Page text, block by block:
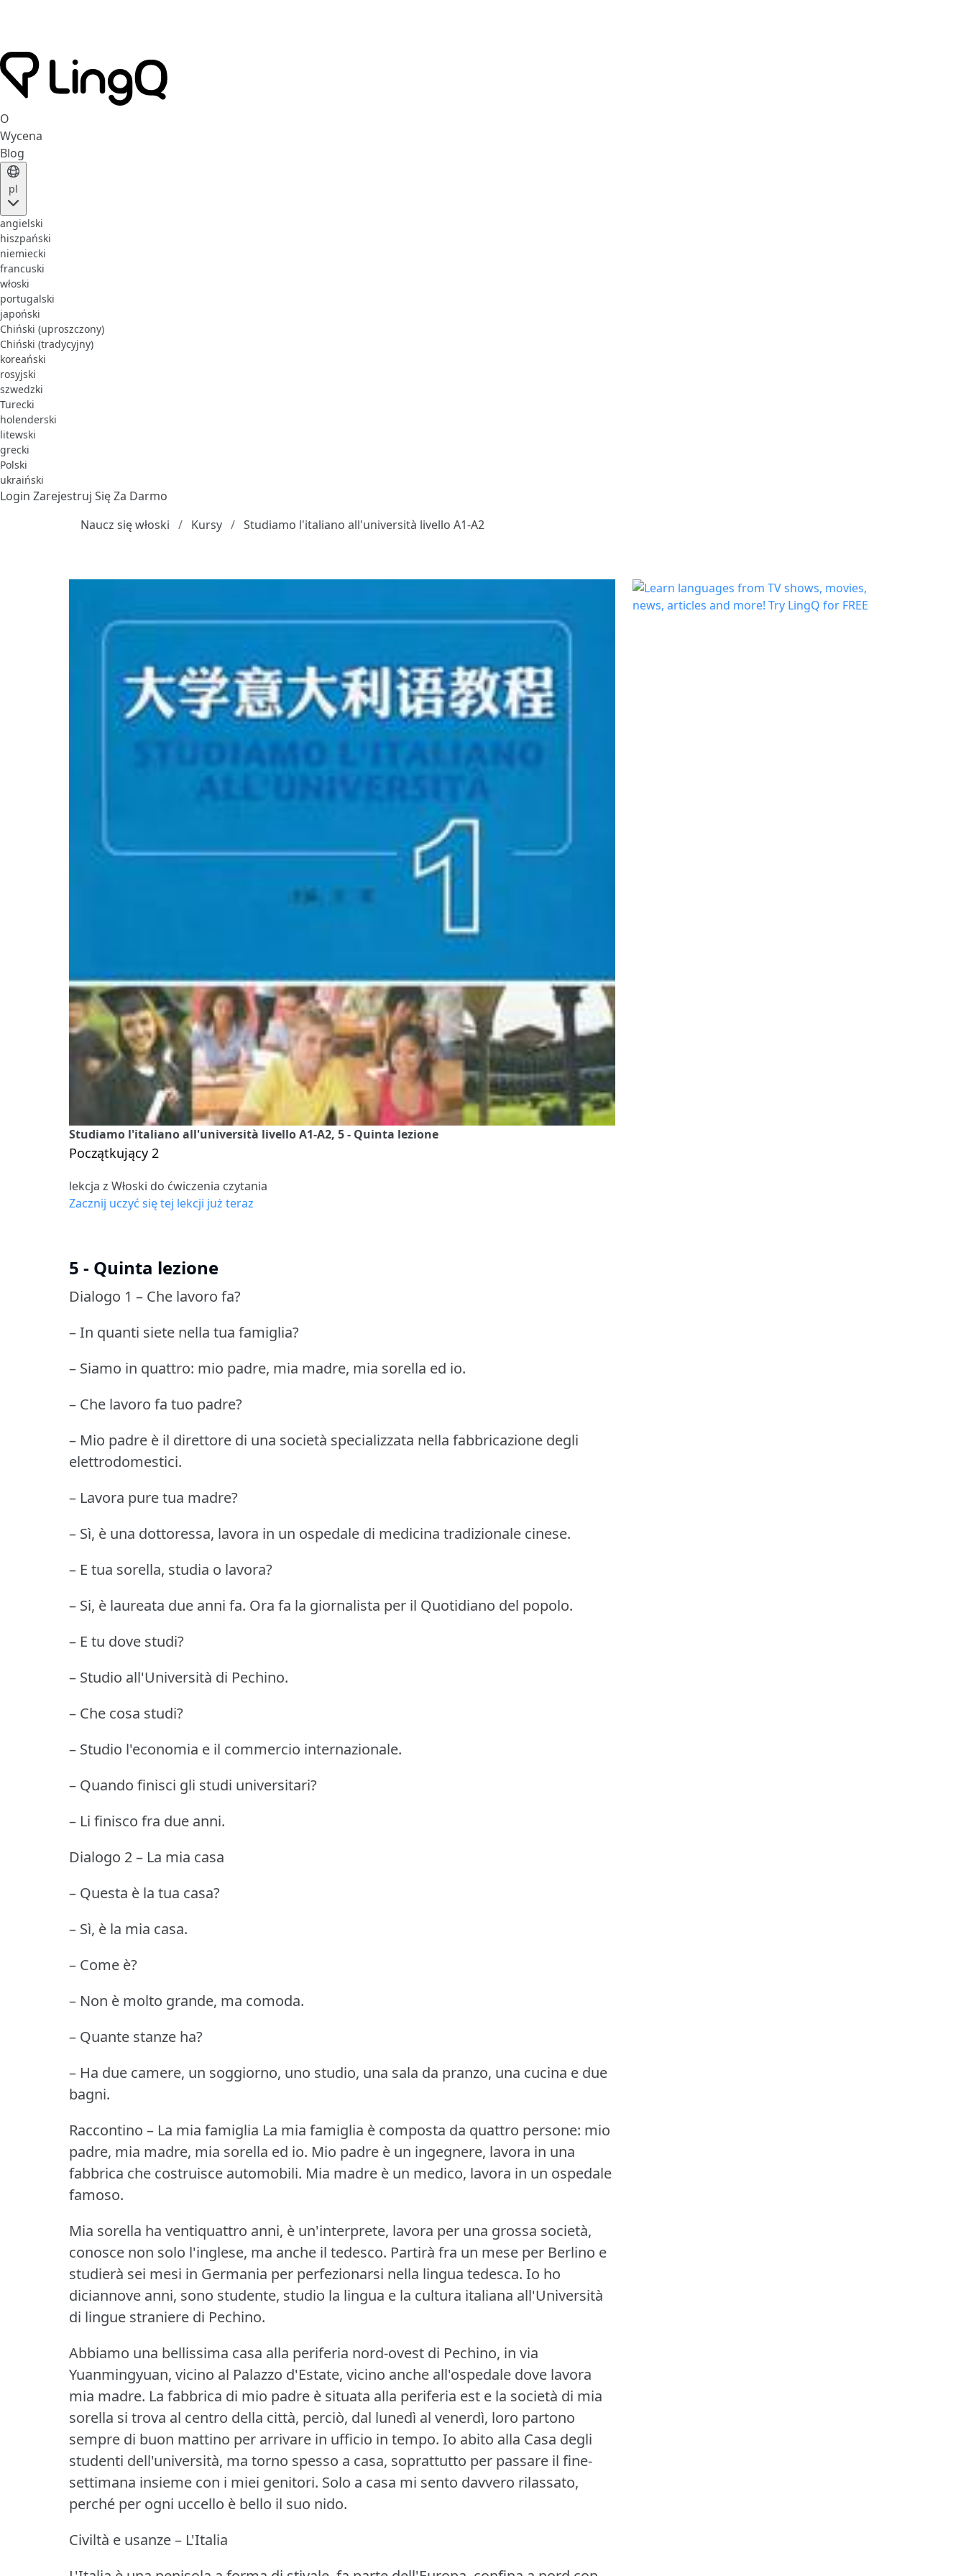
O
Wycena
Blog
pl
angielski
hiszpański
niemiecki
francuski
włoski
portugalski
japoński
Chiński (uproszczony)
Chiński (tradycyjny)
koreański
rosyjski
szwedzki
Turecki
holenderski
litewski
grecki
Polski
ukraiński
Login Zarejestruj Się Za Darmo
Naucz się włoski
Kursy Studiamo l'italiano all'università livello A1-A2
Studiamo l'italiano all'università livello A1-A2, 5 - Quinta lezione
Początkujący 2
lekcja z Włoski do ćwiczenia czytania
Zacznij uczyć się tej lekcji już teraz
5 - Quinta lezione
Dialogo 1 – Che lavoro fa?
– In quanti siete nella tua famiglia?
– Siamo in quattro: mio padre, mia madre, mia sorella ed io.
– Che lavoro fa tuo padre?
– Mio padre è il direttore di una società specializzata nella fabbricazione degli
elettrodomestici.
– Lavora pure tua madre?
– Sì, è una dottoressa, lavora in un ospedale di medicina tradizionale cinese.
– E tua sorella, studia o lavora?
– Si, è laureata due anni fa. Ora fa la giornalista per il Quotidiano del popolo.
– E tu dove studi?
– Studio all'Università di Pechino.
– Che cosa studi?
– Studio l'economia e il commercio internazionale.
– Quando finisci gli studi universitari?
– Li finisco fra due anni.
Dialogo 2 – La mia casa
– Questa è la tua casa?
– Sì, è la mia casa.
– Come è?
– Non è molto grande, ma comoda.
– Quante stanze ha?
– Ha due camere, un soggiorno, uno studio, una sala da pranzo, una cucina e due
bagni.
Raccontino – La mia famiglia La mia famiglia è composta da quattro persone: mio
padre, mia madre, mia sorella ed io. Mio padre è un ingegnere, lavora in una
fabbrica che costruisce automobili. Mia madre è un medico, lavora in un ospedale
famoso.
Mia sorella ha ventiquattro anni, è un'interprete, lavora per una grossa società,
conosce non solo l'inglese, ma anche il tedesco. Partirà fra un mese per Berlino e
studierà sei mesi in Germania per perfezionarsi nella lingua tedesca. Io ho
diciannove anni, sono studente, studio la lingua e la cultura italiana all'Università
di lingue straniere di Pechino.
Abbiamo una bellissima casa alla periferia nord-ovest di Pechino, in via
Yuanmingyuan, vicino al Palazzo d'Estate, vicino anche all'ospedale dove lavora
mia madre. La fabbrica di mio padre è situata alla periferia est e la società di mia
sorella si trova al centro della città, perciò, dal lunedì al venerdì, loro partono
sempre di buon mattino per arrivare in ufficio in tempo. Io abito alla Casa degli
studenti dell'università, ma torno spesso a casa, soprattutto per passare il fine-
settimana insieme con i miei genitori. Solo a casa mi sento davvero rilassato,
perché per ogni uccello è bello il suo nido.
Civiltà e usanze – L'Italia